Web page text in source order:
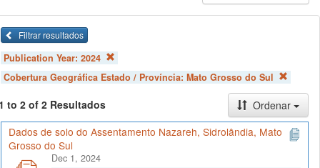
Filtrar resultados
Publication Year: 2024
Cobertura Geográfica Estado / Província: Mato Grosso do Sul
to 2 of 2 Resultados
Ordenar
Dados de solo do Assentamento Nazareh, Sidrolândia, Mato
Grosso do Sul
Dec 1, 2024